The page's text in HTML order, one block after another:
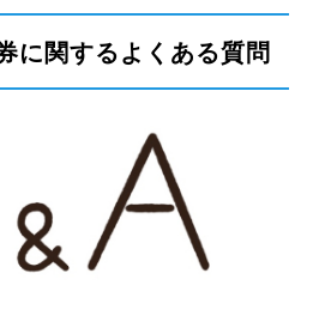
に関するよくある質問